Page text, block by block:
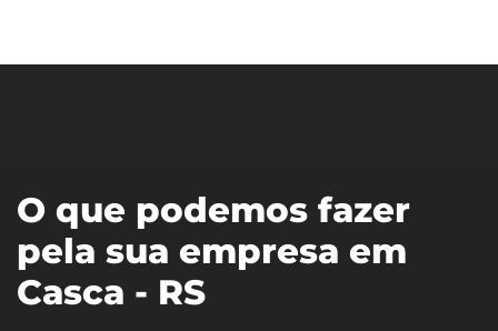
O que podemos fazer
pela sua empresa em
Casca - RS